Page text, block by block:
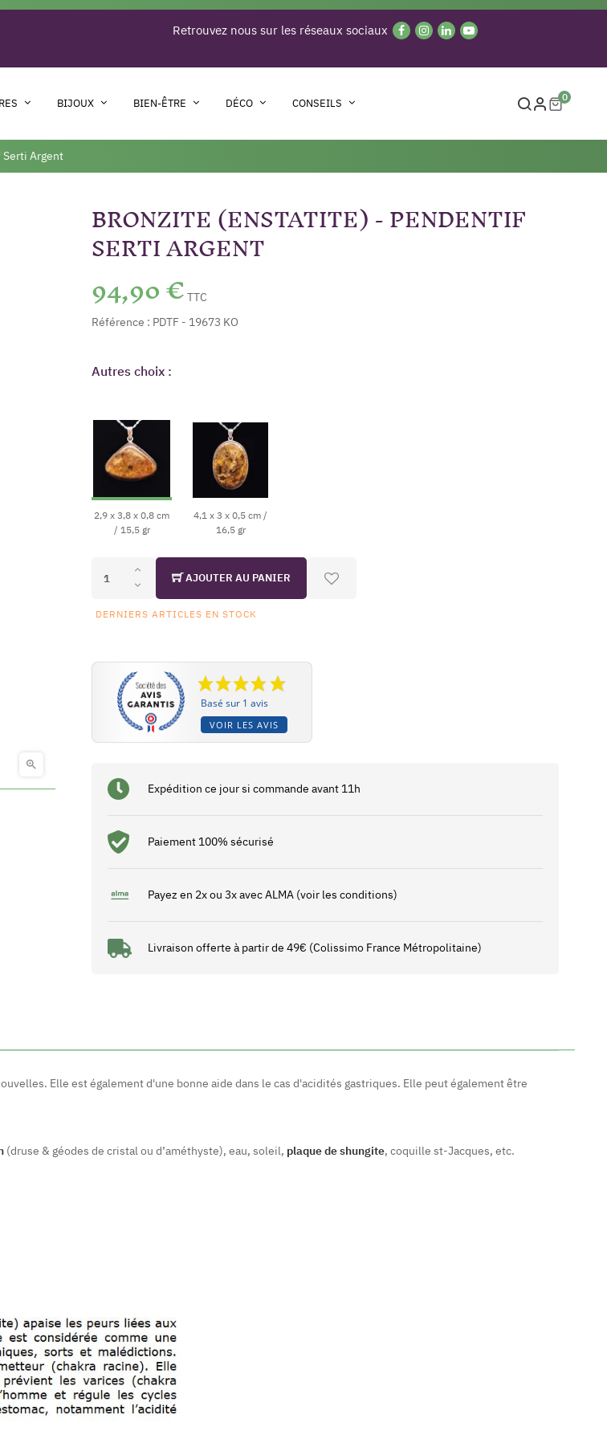
Retrouvez nous sur les réseaux sociaux
BIJOUX BIEN-ÊTRE DÉCO CONSEILS 0
Argent

BRONZITE (ENSTATITE) - PENDENTIF
SERTI ARGENT
94,90 € TTC
Référence : PDTF - 19673 KO
Autres choix :
2,9 x 3,8 x 0,8 cm
/ 15,5 gr
4,1 x 3 x 0,5 cm /
16,5 gr
AJOUTER AU PANIER
DERNIERS ARTICLES EN STOCK
Basé sur 1 avis
VOIR LES AVIS
Expédition ce jour si commande avant 11h
Paiement 100% sécurisé
Payez en 2x ou 3x avec ALMA (voir les conditions)
Livraison offerte à partir de 49€ (Colissimo France Métropolitaine)
Elle est également d'une bonne aide dans le cas d'acidités gastriques. Elle peut également être
(druse & géodes de cristal ou d’améthyste), eau, soleil, plaque de shungite, coquille st-Jacques, etc.